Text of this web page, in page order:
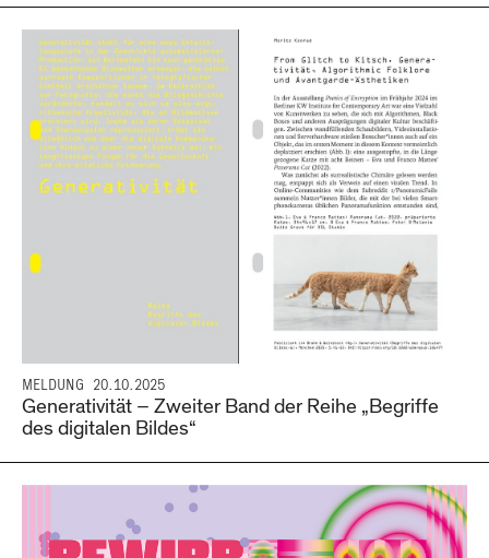
MELDUNG 20.10.2025
Generativität – Zweiter Band der Reihe „Begriffe
des digitalen Bildes“